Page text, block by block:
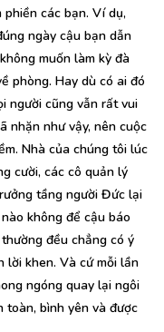
các bạn. Ví dụ,
ngày cậu bạn dẫn
muốn làm kỳ đà
phòng. Hay dù có ai đó
người cũng vẫn rất vui
nhặn như vậy, nên cuộc
Nhà của chúng tôi lúc
cười, các cô quản lý
tầng người Đức lại
không để cậu báo
đều chẳng có ý
lời khen. Và cứ mỗi lần
ngóng quay lại ngôi
toàn, bình yên và được